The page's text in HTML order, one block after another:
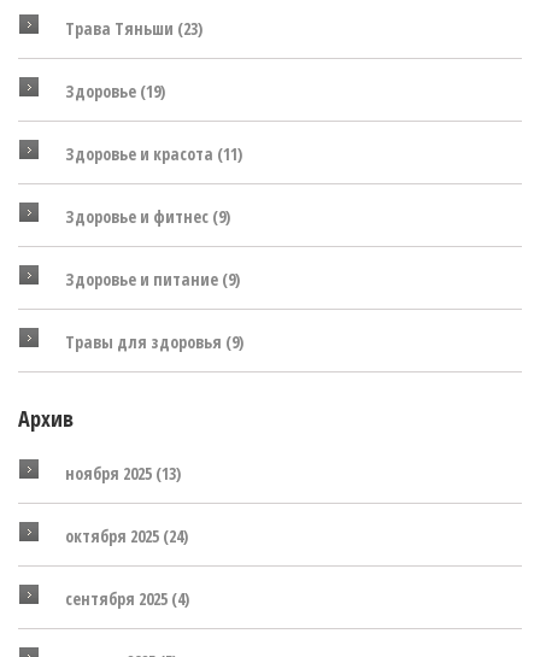
Трава Тяньши (23)
Здоровье (19)
Здоровье и красота (11)
Здоровье и фитнес (9)
Здоровье и питание (9)
Травы для здоровья (9)
Архив
ноября 2025 (13)
октября 2025 (24)
сентября 2025 (4)